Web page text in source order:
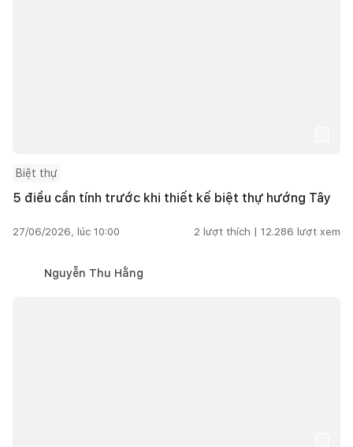
Biệt thự
5 điều cần tính trước khi thiết kế biệt thự hướng Tây
27/06/2026, lúc 10:00 2 lượt thích | 12.286 lượt xem
Nguyễn Thu Hằng